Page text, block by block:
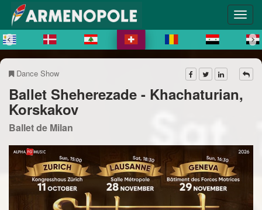
Dance Show
Ballet Sheherezade - Khachaturian,
Korskakov
Ballet de Milan